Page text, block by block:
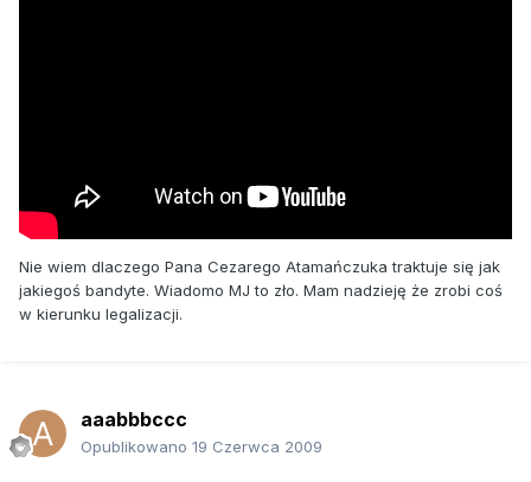
Nie wiem dlaczego Pana Cezarego Atamańczuka traktuje się jak
jakiegoś bandyte. Wiadomo MJ to zło. Mam nadzieję że zrobi coś
w kierunku legalizacji.
aaabbbccc
Opublikowano 19 Czerwca 2009